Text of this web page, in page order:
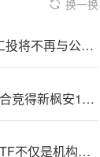
换一换
贵阳—银行：贵阳工投将不再与公司第一大股东贵阳国资构成一致行动关系
中;华企;业子公司联合竞得新枫安100%股权 交易额29.87亿元
华夏?基金,徐猛：ETF不仅是机构投资的重要工具，更是居民财富配置的重要通道